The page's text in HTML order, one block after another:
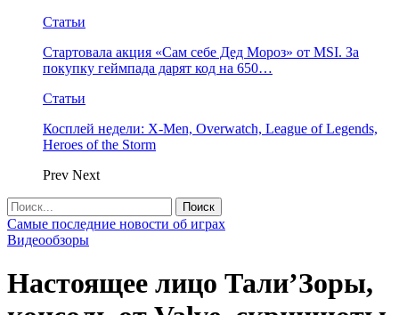
Статьи
Стартовала акция «Сам себе Дед Мороз» от MSI. За
покупку геймпада дарят код на 650…
Статьи
Косплей недели: X-Men, Overwatch, League of Legends,
Heroes of the Storm
Prev Next
Самые последние новости об играх
Видеообзоры
Настоящее лицо Тали’Зоры,